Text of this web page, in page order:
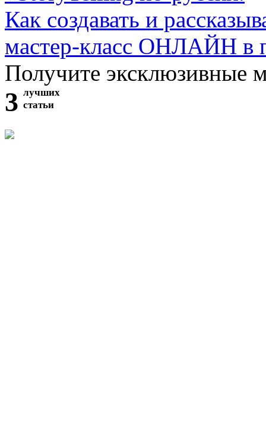
Как создавать и
мастер-класс ОНЛАЙН в
Получите эксклюзивные
3 лучших
статьи